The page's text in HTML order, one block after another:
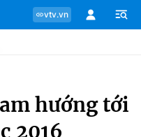
vtv.vn
hướng tới
2016